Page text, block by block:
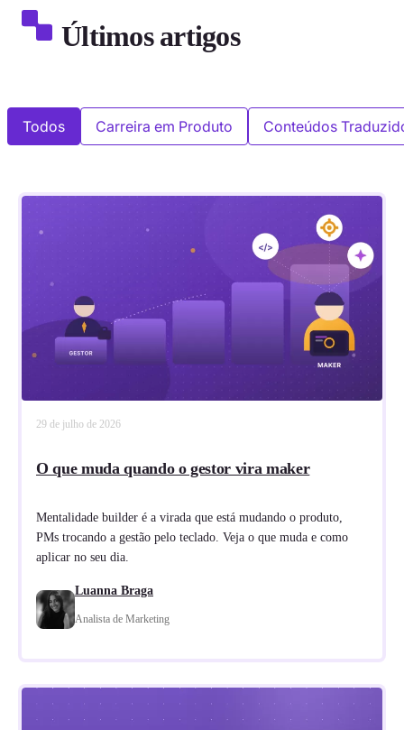
Últimos artigos
Todos Carreira em Produto Conteúdos
29 de julho de 2026
O que muda quando o gestor vira maker
Mentalidade builder é a virada que está mudando o produto,
PMs trocando a gestão pelo teclado. Veja o que muda e como
aplicar no seu dia.
Luanna Braga
Analista de Marketing